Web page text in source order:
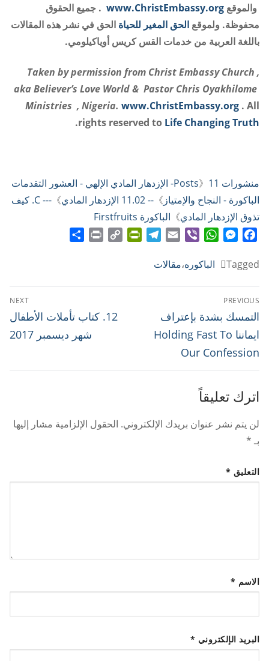
والموقع www.ChristEmbassy.org
. جميع الحقوق
محفوظة. ولموقع الحق المغير للحياة الحق في نشر هذه المقالات
باللغة العربية من خدمات القس كريس أوياكيلومي.
Taken by permission from ChristEmbassy Church ,
aka Believer’s Love World & Pastor Chris Oyakhilome
Ministries , Nigeria. www.ChristEmbassy.org . All
rights reserved to Life Changing Truth
.
منشورات Posts 》
11- الإزدهار المادي الإلهي - العشور التقدمات
الباكورة - النجاح والإمتياز 》 -- 11.02 الإزدهار المادي 》
--- C. كيف
تذوق الإزدهار المادي》 الباكورة Firstfruits
Tagged
الباكوره،مقالات
تصفّح
المقالات
PREVIOUS
Previous
post:
التمسك بشدة بإعتراف
ايماننا Holding Fast To
Our Confession
NEXT
Next12. كتاب تأملات الأطفال
شهر ديسمبر 2017
اترك تعليقاً
لن يتم نشر عنوان بريدك الإلكتروني. الحقول الإلزامية مشار إليها
بـ*
التعليق *
الاسم *
البريد الإلكتروني *